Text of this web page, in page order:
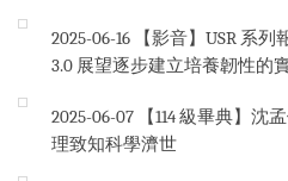
2025-06-16
【影音】USR 系
3.0 展望逐步建立培養韌性的
2025-06-07
【114 級畢典】
理致知科學濟世